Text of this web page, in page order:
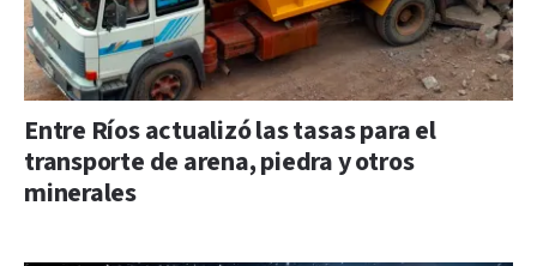
Entre Ríos actualizó las tasas para el
transporte de arena, piedra y otros
minerales